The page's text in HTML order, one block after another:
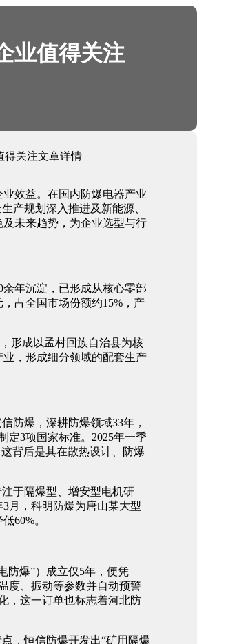
业值得关注
关注文章详情
效益。在国内防爆电器产业
产规划深入推进及新能源、
未来趋势，为企业选型与行
年沉淀，已形成从核心零部
占全国市场份额约15%，产
形成以孟村回族自治县为核
，形成细分领域的配套生产
防爆，深耕防爆领域33年，
定3项国家标准。2025年一季
背后是其在散热设计、防爆
于隔爆型、增安型电机研
月，科明防爆为唐山某大型
60%。
防爆”）成立仅5年，便凭
度、振动等参数并自动预警
，这一订单也标志着河北防
，恒信防爆开发出“矿用隔爆